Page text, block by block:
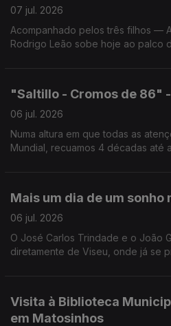
07 jul. 2026
Acompanhado pelos três filhos —
Rodrigo Leão sobe hoje ao palco
"Saltillo - Cromos de 86"
06 jul. 2026
Numa altura em que todas as
Mundial, recuamos 4 décadas até
Mais um dia de um
06 jul. 2026
O José Carlos Trindade e o João
diretamente de Viseu, onde já se
Visita à Biblioteca
em Matosinhos